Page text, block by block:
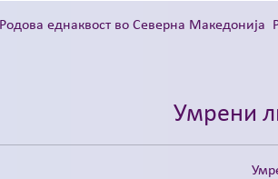
Родова еднаквост во Северна Македонија
Умрени